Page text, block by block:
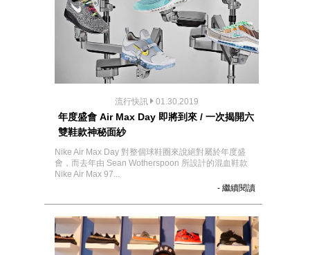
流行快訊 01.30.2019
年度盛會 Air Max Day 即將到來 / 一次揭開六
雙鞋款神秘面紗
Nike Air Max Day 對整個球鞋圈來說絕對屬於年度盛
會，而去年由 Sean Wotherspoon 所設計的混血鞋款
Nike Air Max 97...
- 繼續閱讀